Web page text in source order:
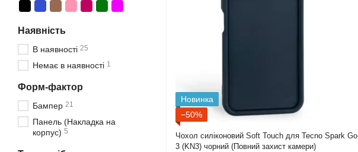
Новинка
−50%
Чохол силіконовий Soft Touch для Tecno Spark Go
3 (KN3) чорний (Повний захист камери)
Наявність
В наявності 25
Немає в наявності 1
Форм-фактор
Бампер 21
Панель (Накладка на
корпус) 5